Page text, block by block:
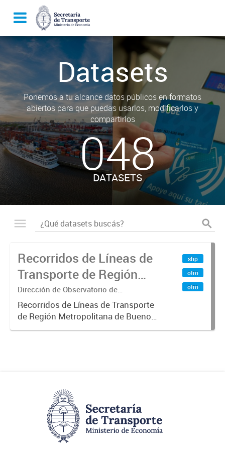
Datasets
Ponemos a tu alcance datos públicos en formatos
abiertos para que puedas usarlos, modificarlos y
compartirlos
048
DATASETS
Recorridos de Líneas de
Transporte de Región
Metropolitana de
Buenos Aires (RMBA)
Dirección de Observatorio de
Transporte, Estudio y Sistemas
Recorridos de Líneas de Transporte
de Región Metropolitana de Buenos
Aires (RMBA).-
shp
otro
otro